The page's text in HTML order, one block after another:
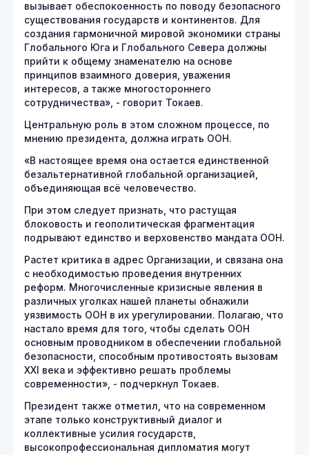
вызывает обеспокоенность по поводу безопасного
существования государств и континентов. Для
создания гармоничной мировой экономики страны
Глобального Юга и Глобального Севера должны
прийти к общему знаменателю на основе
принципов взаимного доверия, уважения
интересов, а также многостороннего
сотрудничества», - говорит Токаев.
Центральную роль в этом сложном процессе, по
мнению президента, должна играть ООН.
«В настоящее время она остается единственной
безальтернативной глобальной организацией,
объединяющая всё человечество.
При этом следует признать, что растущая
блоковость и геополитическая фрагментация
подрывают единство и верховенство мандата ООН.
Растет критика в адрес Организации, и связана она
с необходимостью проведения внутренних
реформ. Многочисленные кризисные явления в
различных уголках нашей планеты обнажили
уязвимость ООН в их урегулировании. Полагаю, что
настало время для того, чтобы сделать ООН
основным проводником в обеспечении глобальной
безопасности, способным противостоять вызовам
XXI века и эффективно решать проблемы
современности», - подчеркнул Токаев.
Президент также отметил, что на современном
этапе только конструктивный диалог и
коллективные усилия государств,
высокопрофессиональная дипломатия могут